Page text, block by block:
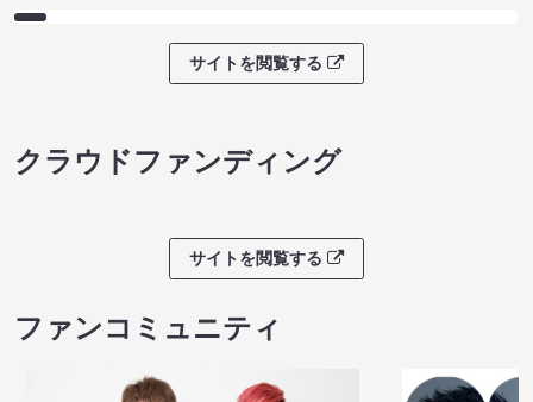
サイトを閲覧する
クラウドファンディング
サイトを閲覧する
ファンコミュニティ